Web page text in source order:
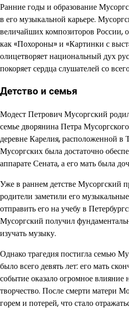
Ранние годы и образование
в его музыкальной карьере.
величайших композиторов России,
как «Похороны» и «Картинки с
олицетворяет национальный дух
покоряет сердца слушателей со
Детство и семья
Модест Петрович Мусоргский
семье дворянина Петра
деревне Карелия, расположенной в
Мусоргских была достаточно
аппарате Сената, а его мать была
Уже в раннем детстве Мусоргский
родители заметили его
отправить его на учебу в
Мусоргский получил
изучать музыку.
Однако трагедия постигла семью
было всего девять лет: его мать
событие оказало огромное влияние
творчество. После смерти матери
горем и потерей, что стало